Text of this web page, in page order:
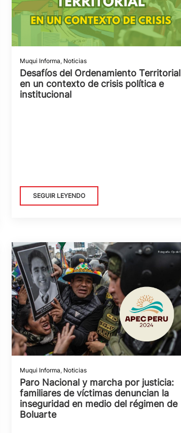
Muqui Informa, Noticias
Desafíos del Ordenamiento Territorial
en un contexto de crisis política e
institucional
SEGUIR LEYENDO
Muqui Informa, Noticias
Paro Nacional y marcha por justicia:
familiares de víctimas denuncian la
inseguridad en medio del régimen de
Boluarte